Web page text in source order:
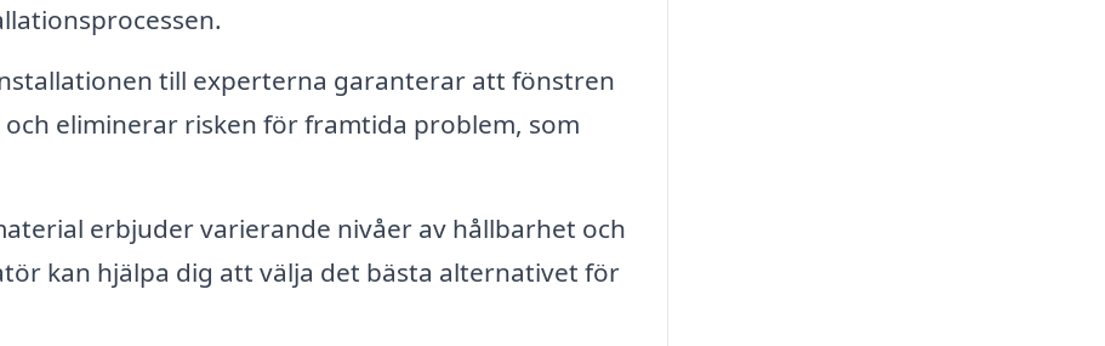
till experterna garanterar att fönstren
eliminerar risken för framtida problem, som
erbjuder varierande nivåer av hållbarhet och
kan hjälpa dig att välja det bästa alternativet för